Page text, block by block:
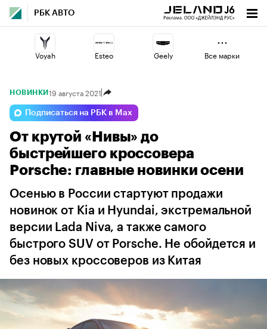
РБК АВТО
Voyah Esteo Geely
Jaecoo Haval
Changan Lada Omoda
Все марки
НОВИНКИ 19 августа 2021
Подписаться на РБК в Max
От крутой «Нивы» до
быстрейшего кроссовера
Porsche: главные новинки осени
Осенью в России стартуют продажи
новинок от Kia и Hyundai, экстремальной
версии Lada Niva, а также самого
быстрого SUV от Porsche. Не обойдется и
без новых кроссоверов из Китая